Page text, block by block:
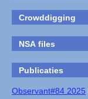
Crowddigging
NSA files
Publicaties
Observant#84 2025